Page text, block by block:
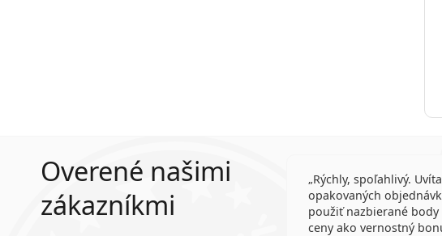
Overené našimi
zákazníkmi
Rýchly, spoľahlivý.
opakovaných
použiť nazbierané body
ceny ako vernostný